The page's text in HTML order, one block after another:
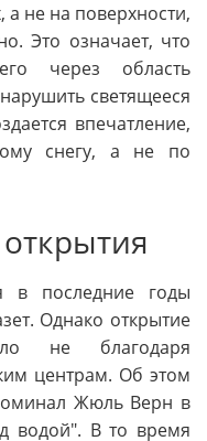
а не на поверхности,
Это означает, что
через область
светящееся
впечатление,
снегу, а не по
в последние годы
Однако открытие
не благодаря
центрам. Об этом
Жюль Верн в
водой". В то время